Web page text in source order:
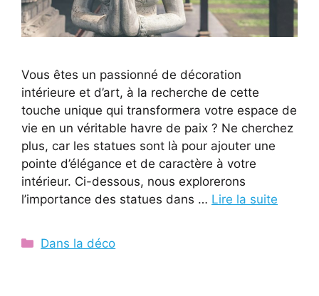
Vous êtes un passionné de décoration
intérieure et d’art, à la recherche de cette
touche unique qui transformera votre espace de
vie en un véritable havre de paix ? Ne cherchez
plus, car les statues sont là pour ajouter une
pointe d’élégance et de caractère à votre
intérieur. Ci-dessous, nous explorerons
l’importance des statues dans … Lire la suite
Catégories
Dans la déco